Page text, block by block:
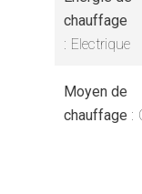
chauffage
Electrique
Moyen de
chauffage